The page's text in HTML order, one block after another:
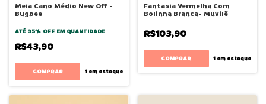
Meia Cano Médio New Off -
Bugbee
ATÉ 35% OFF EM QUANTIDADE
R$43,90
COMPRAR 1em estoque
Fantasia Vermelha Com
Bolinha Branca- Muvilê
R$103,90
COMPRAR 1 em estoque